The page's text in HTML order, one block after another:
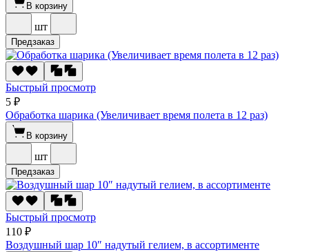
В корзину
шт
Предзаказ
Быстрый просмотр
5 ₽
Обработка шарика (Увеличивает время полета в 12 раз)
В корзину
шт
Предзаказ
Быстрый просмотр
110 ₽
Воздушный шар 10″ надутый гелием, в ассортименте